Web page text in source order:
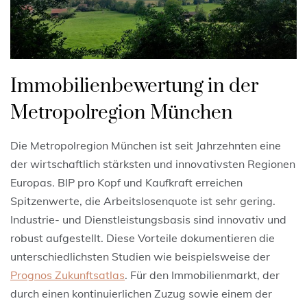
Immobilienbewertung in der
Metropolregion München
Die Metropolregion München ist seit Jahrzehnten eine
der wirtschaftlich stärksten und innovativsten Regionen
Europas. BIP pro Kopf und Kaufkraft erreichen
Spitzenwerte, die Arbeitslosenquote ist sehr gering.
Industrie- und Dienstleistungsbasis sind innovativ und
robust aufgestellt. Diese Vorteile dokumentieren die
unterschiedlichsten Studien wie beispielsweise der
Prognos Zukunftsatlas. Für den Immobilienmarkt, der
durch einen kontinuierlichen Zuzug sowie einem der